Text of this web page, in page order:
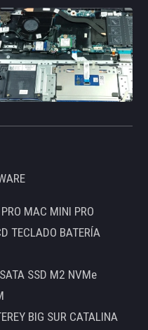
MAC MINI PRO
TECLADO BATERÍA
SSD M2 NVMe
BIG SUR CATALINA